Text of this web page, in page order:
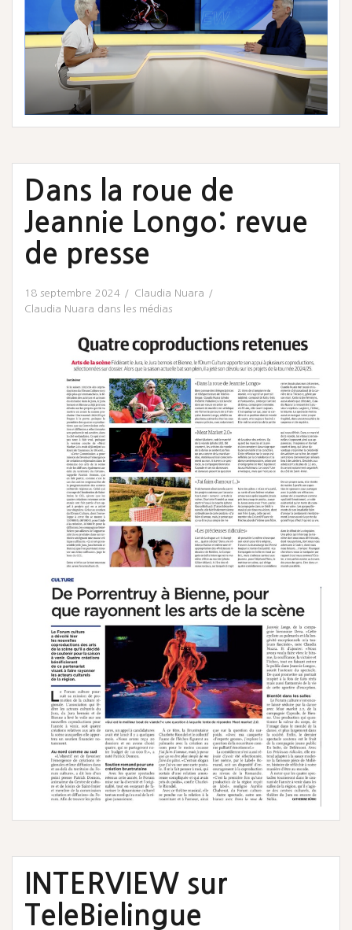
Dans la roue de
Jeannie Longo: revue
de presse
18 septembre 2024
Claudia Nuara
Claudia Nuara dans les médias
INTERVIEW sur
TeleBielingue